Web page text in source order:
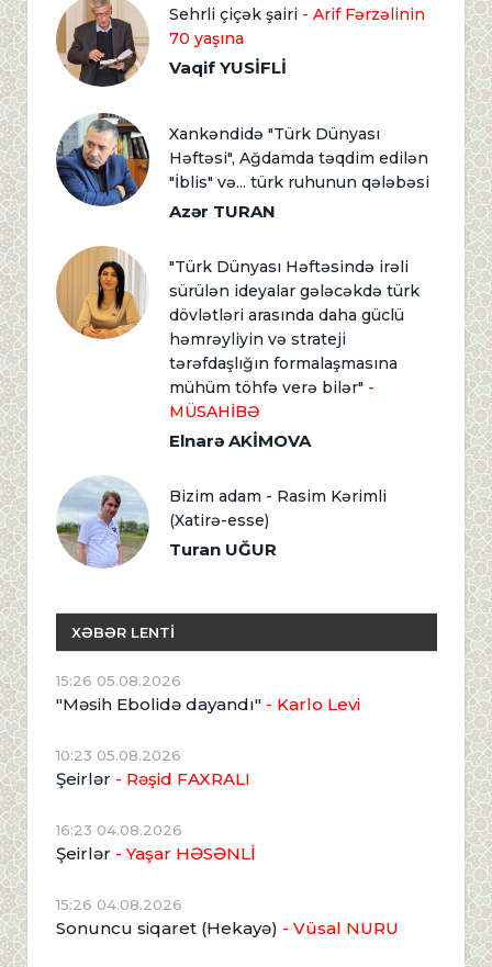
Sehrli çiçək şairi - Arif Fərzəlinin
70 yaşına
Vaqif YUSİFLİ
Xankəndidə "Türk Dünyası
Həftəsi", Ağdamda təqdim edilən
"İblis" və... türk ruhunun qələbəsi
Azər TURAN
"Türk Dünyası Həftəsində irəli
sürülən ideyalar gələcəkdə türk
dövlətləri arasında daha güclü
həmrəyliyin və strateji
tərəfdaşlığın formalaşmasına
mühüm töhfə verə bilər" -
MÜSAHİBƏ
Elnarə AKİMOVA
Bizim adam - Rasim Kərimli
(Xatirə-esse)
Turan UĞUR
XƏBƏR LENTİ
15:26 05.08.2026
"Məsih Ebolidə dayandı" - Karlo Levi
10:23 05.08.2026
Şeirlər - Rəşid FAXRALI
16:23 04.08.2026
Şeirlər - Yaşar HƏSƏNLİ
15:26 04.08.2026
Sonuncu siqaret (Hekayə) - Vüsal NURU